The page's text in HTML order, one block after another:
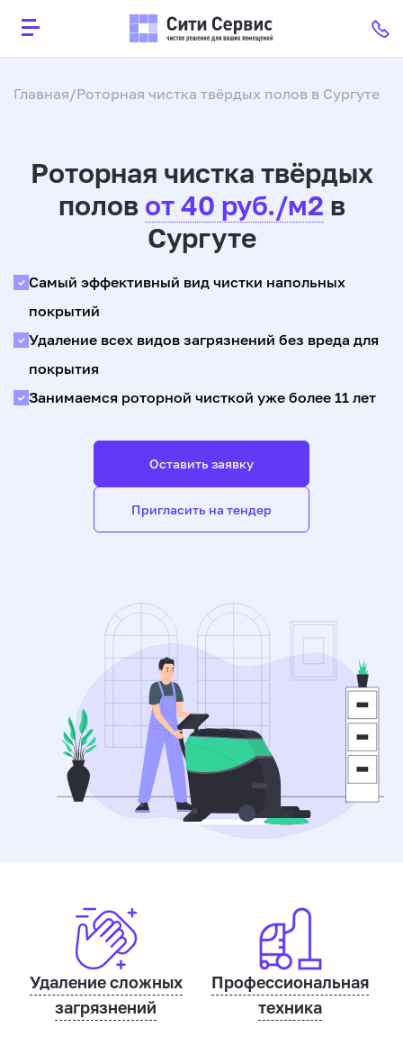
Главная Роторная чистка твёрдых полов в Сургутe
Роторная чистка твёрдых
полов от 40 руб./м2 в
Сургуте
Самый эффективный вид чистки напольных
покрытий
Удаление всех видов загрязнений без вреда для
покрытия
Занимаемся роторной чисткой уже более 11 лет
Оставить заявку
Пригласить на тендер
Удаление сложных
загрязнений
Профессиональная
техника